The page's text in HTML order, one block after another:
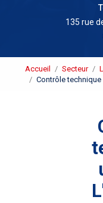
135 rue
Accueil Secteur
Contrôle